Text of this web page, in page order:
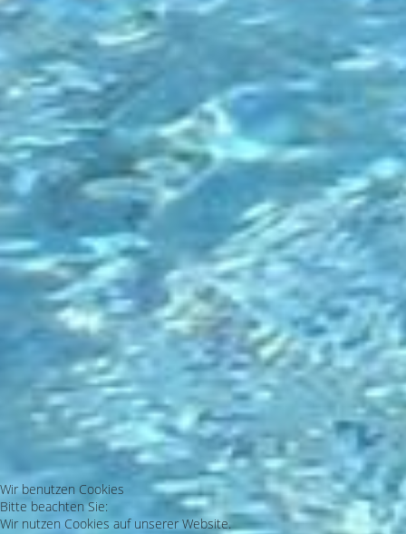
Wir benutzen Cookies
Bitte beachten Sie:
Wir nutzen Cookies auf unserer Website.